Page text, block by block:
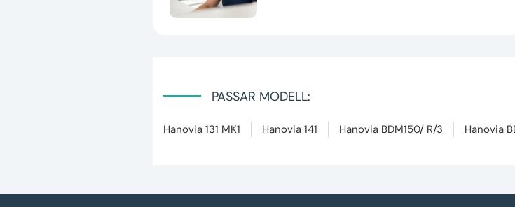
PASSAR MODELL:
Hanovia 131 MK1 Hanovia 141 Hanovia BDM150/ R/3 Hanovia